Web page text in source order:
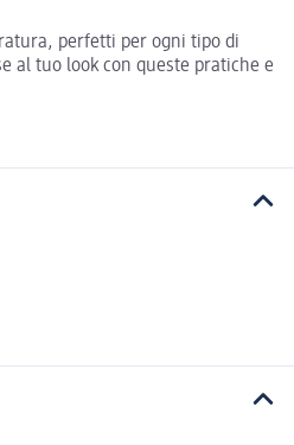
perfetti per ogni tipo di
al tuo look con queste pratiche e